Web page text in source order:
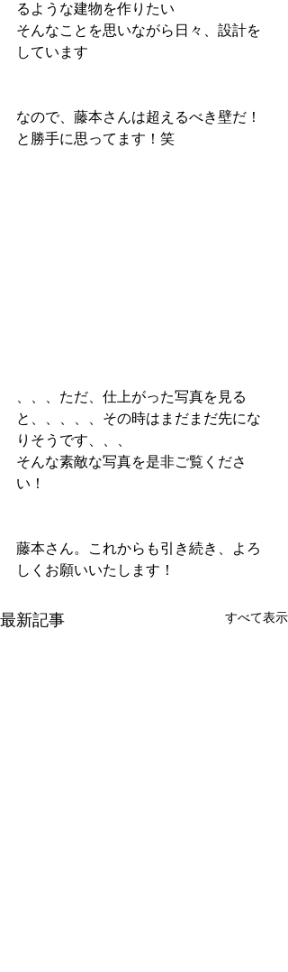
るような建物を作りたい
そんなことを思いながら日々、設計を
しています
なので、藤本さんは超えるべき壁だ！
と勝手に思ってます！笑
、、、ただ、仕上がった写真を見る
と、、、、、その時はまだまだ先にな
りそうです、、、
そんな素敵な写真を是非ご覧くださ
い！
藤本さん。これからも引き続き、よろ
しくお願いいたします！
最新記事 すべて表示